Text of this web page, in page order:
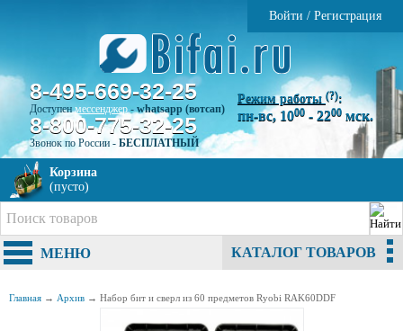
Войти / Регистрация
8-495-669-32-25
Доступенмессенджер-whatsapp (вотсап)
8-800-775-32-25
Звонок по России - БЕСПЛАТНЫЙ
Режим работы (?):
пн-вс, 1000 - 2200 мск.
Корзина
(пусто)
МЕНЮ КАТАЛОГ ТОВАРОВ
Главная → Архив → Набор бит и сверл из 60 предметов Ryobi RAK60DDF